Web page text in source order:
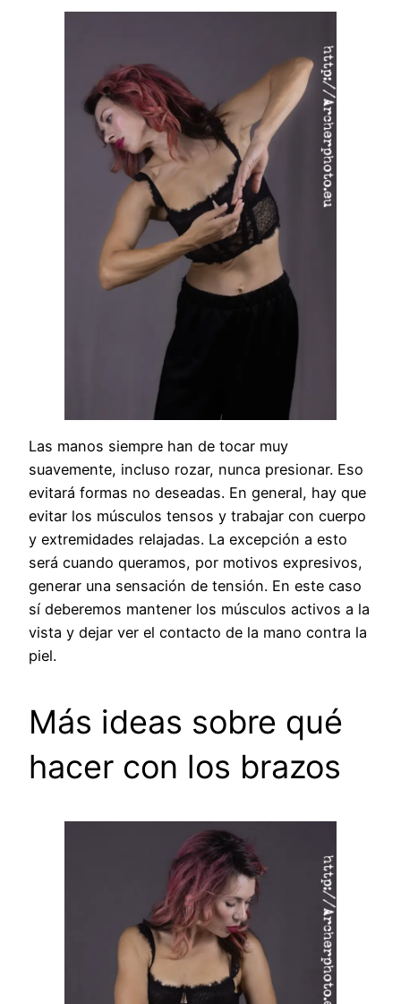
Las manos siempre han de tocar muy
suavemente, incluso rozar, nunca presionar. Eso
evitará formas no deseadas. En general, hay que
evitar los músculos tensos y trabajar con cuerpo
y extremidades relajadas. La excepción a esto
será cuando queramos, por motivos expresivos,
generar una sensación de tensión. En este caso
sí deberemos mantener los músculos activos a la
vista y dejar ver el contacto de la mano contra la
piel.
Más ideas sobre qué
hacer con los brazos